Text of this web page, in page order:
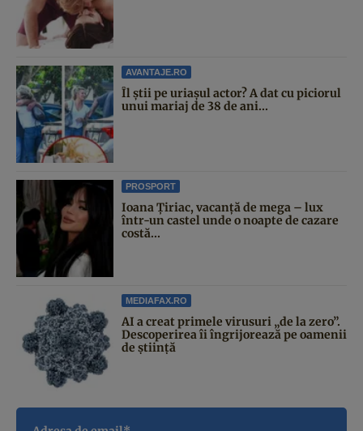
AVANTAJE.RO
Îl știi pe uriașul actor? A dat cu piciorul
unui mariaj de 38 de ani...
PROSPORT
Ioana Țiriac, vacanță de mega – lux
într-un castel unde o noapte de cazare
costă...
MEDIAFAX.RO
AI a creat primele virusuri „de la zero”.
Descoperirea îi îngrijorează pe oamenii
de știință